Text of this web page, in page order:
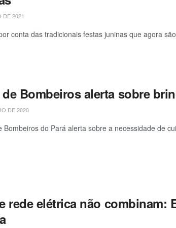
DE 2021
conta das tradicionais festas juninas que agora
Bombeiros alerta sobre
DE 2020
Bombeiros do Pará alerta sobre a necessidade de
rede elétrica não combinam: